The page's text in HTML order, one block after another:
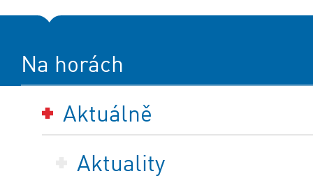
Na horách
Aktuálně
Aktuality